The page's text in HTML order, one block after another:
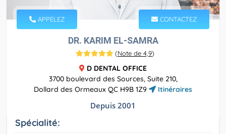
APPELEZ CONTACTEZ
DR. KARIM EL-SAMRA
(Note de 4,9)
D DENTAL OFFICE
3700 boulevard des Sources, Suite 210,
Dollard des Ormeaux QC H9B 1Z9
Itinéraires
Depuis 2001
Spécialité: